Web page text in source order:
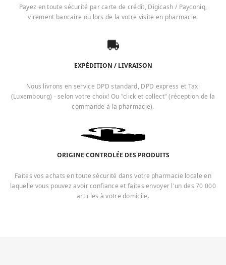
Payez en toute sécurité par carte de crédit, Digicash / Payconiq,
virement bancaire ou lors de la votre visite en pharmacie.
EXPÉDITION / LIVRAISON
Nous livrons en service DPD standard, DPD express et Taxi
(Luxembourg) - selon votre choix! Ou "click et collect" (réception de la
commande à la pharmacie).
ORIGINE CONTROLÉE DES PRODUITS
Faites vos achats en toute sécurité dans votre pharmacie locale en
laquelle vous pouvez avoir confiance et faites envoyer l'un des 70 000
articles à votre domicile.